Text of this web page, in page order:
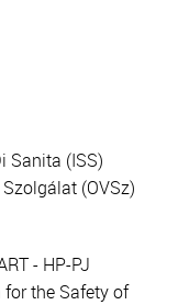
Sanita (ISS)
(OVSz)
- HP-PJ
the Safety of